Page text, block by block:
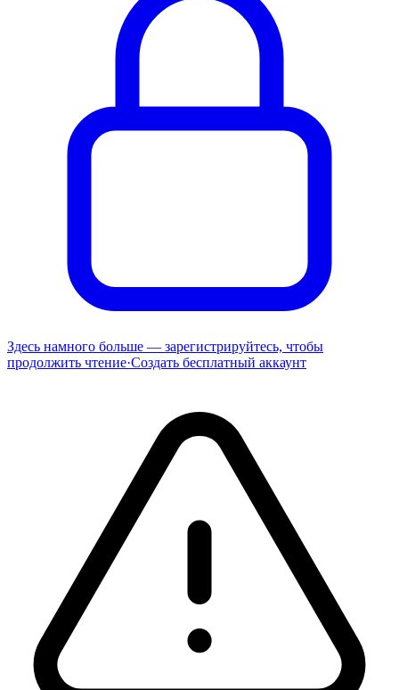
Здесь намного больше — зарегистрируйтесь, чтобы
продолжить чтение·Создать бесплатный аккаунт